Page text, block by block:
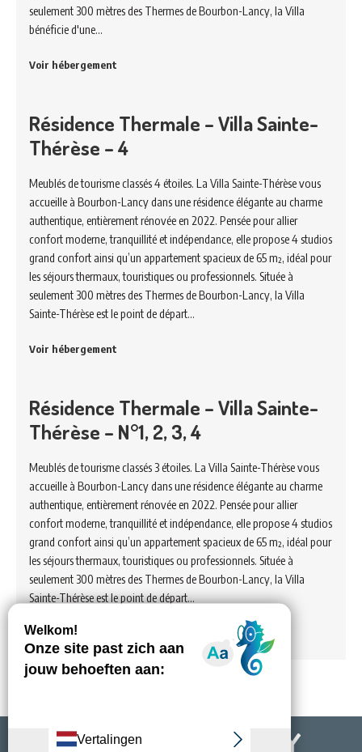
seulement 300 mètres des Thermes de Bourbon-Lancy, la Villa
bénéficie d'une…
Voir hébergement
Résidence Thermale – Villa Sainte-
Thérèse – 4
Meublés de tourisme classés 4 étoiles. La Villa Sainte-Thérèse vous
accueille à Bourbon-Lancy dans une résidence élégante au charme
authentique, entièrement rénovée en 2022. Pensée pour allier
confort moderne, tranquillité et indépendance, elle propose 4 studios
grand confort ainsi qu’un appartement spacieux de 65 m², idéal pour
les séjours thermaux, touristiques ou professionnels. Située à
seulement 300 mètres des Thermes de Bourbon-Lancy, la Villa
Sainte-Thérèse est le point de départ…
Voir hébergement
Résidence Thermale – Villa Sainte-
Thérèse – N°1, 2, 3, 4
Meublés de tourisme classés 3 étoiles. La Villa Sainte-Thérèse vous
accueille à Bourbon-Lancy dans une résidence élégante au charme
authentique, entièrement rénovée en 2022. Pensée pour allier
confort moderne, tranquillité et indépendance, elle propose 4 studios
grand confort ainsi qu’un appartement spacieux de 65 m², idéal pour
les séjours thermaux, touristiques ou professionnels. Située à
seulement 300 mètres des Thermes de Bourbon-Lancy, la Villa
Sainte-Thérèse est le point de départ…
Voir hébergement